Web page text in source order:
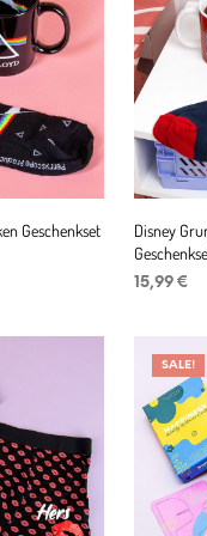
Geschenkset
Disney
15,99 €
SALE!